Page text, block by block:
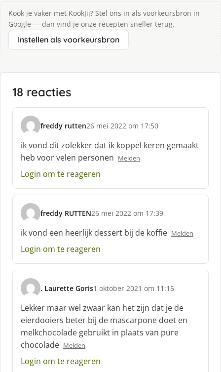
Kook je vaker met KookJij? Stel ons in als voorkeursbron in
Google — dan vind je onze recepten sneller terug.
Instellen als voorkeursbron
18 reacties
freddy rutten
s
c
h
r
e
f
26 mei 2022 om 17:50
ik vond dit zolekker dat ik koppel keren gemaakt
heb voor velen personen Melden
Login om te reageren
freddy RUTTEN
s
c
h
r
e
f
:
26 mei 2022 om 17:39
ik vond een heerlijk dessert bij de koffie Melden
Login om te reageren
. Laurette Goris
s
c
h
r
e
e
:
1 oktober 2021 om 11:15
Lekker maar wel zwaar kan het zijn dat je de
eierdooiers beter bij de mascarpone doet en
melkchocolade gebruikt in plaats van pure
chocolade Melden
Login om te reageren